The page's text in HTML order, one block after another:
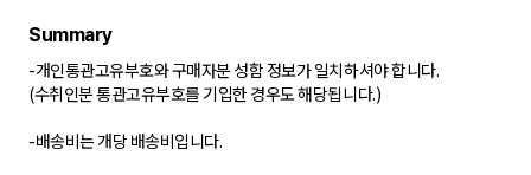
Summary
- 개인통관고유부호와 구매자분 성함 정보가 일치하셔야 합니다.
(수취인분 통관고유부호를 기입한 경우도 해당됩니다.)
-배송비는 개당 배송비입니다.